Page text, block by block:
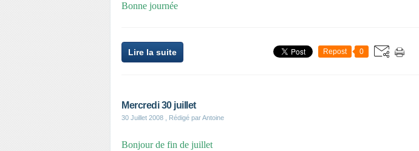
Bonne journée
Lire la suite Repost 0
Mercredi 30 juillet
30 Juillet 2008 , Rédigé par Antoine
Bonjour de fin de juillet